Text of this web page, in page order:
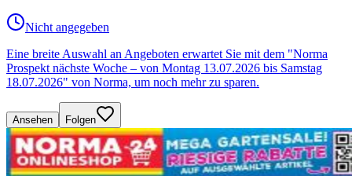
Nicht angegeben
Eine breite Auswahl an Angeboten erwartet Sie mit dem "Norma
Prospekt nächste Woche – von Montag 13.07.2026 bis Samstag
18.07.2026" von Norma, um noch mehr zu sparen.
Ansehen Folgen